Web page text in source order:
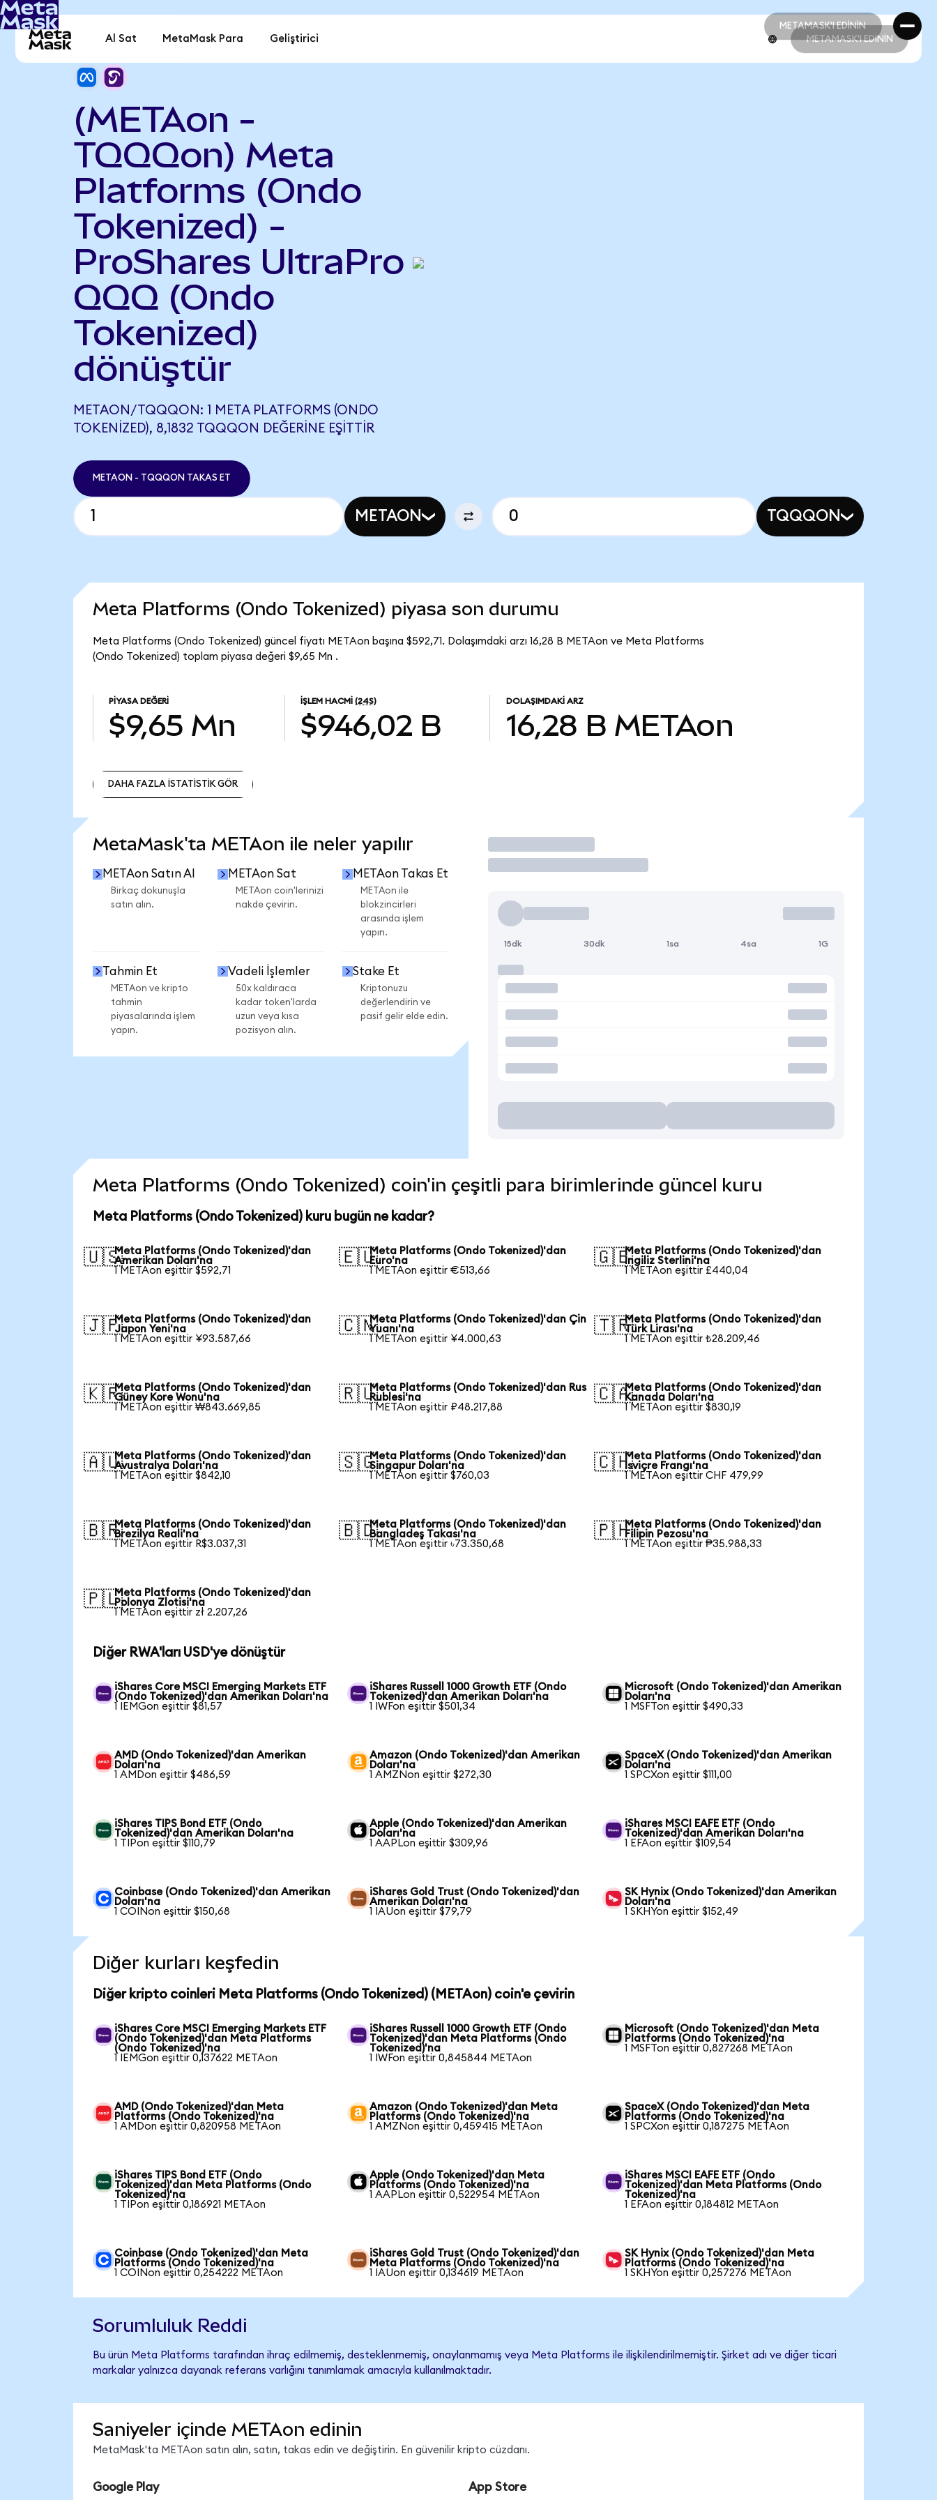
METAMASK'I EDİNİN
METAMASK'I EDİNİN
Al Sat MetaMask Para Geliştirici METAMASK'I EDİNİN
(METAon -
TQQQon) Meta
Platforms (Ondo
Tokenized) -
ProShares UltraPro
QQQ (Ondo
Tokenized)
dönüştür
METAON/TQQQON: 1 META PLATFORMS (ONDO
TOKENIZED), 8,1832 TQQQON DEĞERINE EŞITTIR
METAON - TQQQON TAKAS ET
METAON TQQQON
Meta Platforms (Ondo Tokenized) piyasa son durumu
Meta Platforms (Ondo Tokenized) güncel fiyatı METAon başına $592,71. Dolaşımdaki arzı 16,28 B METAon ve Meta Platforms
(Ondo Tokenized) toplam piyasa değeri $9,65 Mn .
PIYASA DEĞERI
$9,65 Mn
İŞLEM HACMI (24S)
$946,02 B
DOLAŞIMDAKI ARZ
16,28 B METAon
DAHA FAZLA İSTATİSTİK GÖR
MetaMask'ta METAon ile neler yapılır
METAon Satın Al
Birkaç dokunuşla
satın alın.
METAon Sat
METAon coin'lerinizi
nakde çevirin.
METAon Takas Et
METAon ile
blokzincirleri
arasında işlem
yapın.
Tahmin Et
METAon ve kripto
tahmin
piyasalarında işlem
yapın.
Vadeli İşlemler
50x kaldıraca
kadar token'larda
uzun veya kısa
pozisyon alın.
Stake Et
Kriptonuzu
değerlendirin ve
pasif gelir elde edin.
İşlem Yap
15dk 30dk 1sa 4sa 1G
Meta Platforms (Ondo Tokenized) coin'in çeşitli para birimlerinde güncel kuru
Meta Platforms (Ondo Tokenized) kuru bugün ne kadar?
🇺🇸Meta Platforms (Ondo Tokenized)'dan
Amerikan Doları'na
1 METAon eşittir $592,71
🇪🇺Meta Platforms (Ondo Tokenized)'dan
Euro'na
1 METAon eşittir €513,66
🇬🇧Meta Platforms (Ondo Tokenized)'dan
İngiliz Sterlini'na
1 METAon eşittir £440,04
🇯🇵Meta Platforms (Ondo Tokenized)'dan
Japon Yeni'na
1 METAon eşittir ¥93.587,66
🇨🇳Meta Platforms (Ondo Tokenized)'dan Çin
Yuanı'na
1 METAon eşittir ¥4.000,63
🇹🇷Meta Platforms (Ondo Tokenized)'dan
Türk Lirası'na
1 METAon eşittir ₺28.209,46
🇰🇷Meta Platforms (Ondo Tokenized)'dan
Güney Kore Wonu'na
1 METAon eşittir ₩843.669,85
🇷🇺Meta Platforms (Ondo Tokenized)'dan Rus
Rublesi'na
1 METAon eşittir ₽48.217,88
🇨🇦Meta Platforms (Ondo Tokenized)'dan
Kanada Doları'na
1 METAon eşittir $830,19
🇦🇺Meta Platforms (Ondo Tokenized)'dan
Avustralya Doları'na
1 METAon eşittir $842,10
🇸🇬Meta Platforms (Ondo Tokenized)'dan
Singapur Doları'na
1 METAon eşittir $760,03
🇨🇭Meta Platforms (Ondo Tokenized)'dan
İsviçre Frangı'na
1 METAon eşittir CHF 479,99
🇧🇷Meta Platforms (Ondo Tokenized)'dan
Brezilya Reali'na
1 METAon eşittir R$3.037,31
🇧🇩Meta Platforms (Ondo Tokenized)'dan
Bangladeş Takası'na
1 METAon eşittir ৳73.350,68
🇵🇭Meta Platforms (Ondo Tokenized)'dan
Filipin Pezosu'na
1 METAon eşittir ₱35.988,33
🇵🇱Meta Platforms (Ondo Tokenized)'dan
Polonya Zlotisi'na
1 METAon eşittir zł 2.207,26
Diğer RWA'ları USD'ye dönüştür
iShares Core MSCI Emerging Markets ETF
(Ondo Tokenized)'dan Amerikan Doları'na
1 IEMGon eşittir $81,57
iShares Russell 1000 Growth ETF (Ondo
Tokenized)'dan Amerikan Doları'na
1 IWFon eşittir $501,34
Microsoft (Ondo Tokenized)'dan Amerikan
Doları'na
1 MSFTon eşittir $490,33
AMD (Ondo Tokenized)'dan Amerikan
Doları'na
1 AMDon eşittir $486,59
Amazon (Ondo Tokenized)'dan Amerikan
Doları'na
1 AMZNon eşittir $272,30
SpaceX (Ondo Tokenized)'dan Amerikan
Doları'na
1 SPCXon eşittir $111,00
iShares TIPS Bond ETF (Ondo
Tokenized)'dan Amerikan Doları'na
1 TIPon eşittir $110,79
Apple (Ondo Tokenized)'dan Amerikan
Doları'na
1 AAPLon eşittir $309,96
iShares MSCI EAFE ETF (Ondo
Tokenized)'dan Amerikan Doları'na
1 EFAon eşittir $109,54
Coinbase (Ondo Tokenized)'dan Amerikan
Doları'na
1 COINon eşittir $150,68
iShares Gold Trust (Ondo Tokenized)'dan
Amerikan Doları'na
1 IAUon eşittir $79,79
SK Hynix (Ondo Tokenized)'dan Amerikan
Doları'na
1 SKHYon eşittir $152,49
Diğer kurları keşfedin
Diğer kripto coinleri Meta Platforms (Ondo Tokenized) (METAon) coin'e çevirin
iShares Core MSCI Emerging Markets ETF
(Ondo Tokenized)'dan Meta Platforms
(Ondo Tokenized)'na
1 IEMGon eşittir 0,137622 METAon
iShares Russell 1000 Growth ETF (Ondo
Tokenized)'dan Meta Platforms (Ondo
Tokenized)'na
1 IWFon eşittir 0,845844 METAon
Microsoft (Ondo Tokenized)'dan Meta
Platforms (Ondo Tokenized)'na
1 MSFTon eşittir 0,827268 METAon
AMD (Ondo Tokenized)'dan Meta
Platforms (Ondo Tokenized)'na
1 AMDon eşittir 0,820958 METAon
Amazon (Ondo Tokenized)'dan Meta
Platforms (Ondo Tokenized)'na
1 AMZNon eşittir 0,459415 METAon
SpaceX (Ondo Tokenized)'dan Meta
Platforms (Ondo Tokenized)'na
1 SPCXon eşittir 0,187275 METAon
iShares TIPS Bond ETF (Ondo
Tokenized)'dan Meta Platforms (Ondo
Tokenized)'na
1 TIPon eşittir 0,186921 METAon
Apple (Ondo Tokenized)'dan Meta
Platforms (Ondo Tokenized)'na
1 AAPLon eşittir 0,522954 METAon
iShares MSCI EAFE ETF (Ondo
Tokenized)'dan Meta Platforms (Ondo
Tokenized)'na
1 EFAon eşittir 0,184812 METAon
Coinbase (Ondo Tokenized)'dan Meta
Platforms (Ondo Tokenized)'na
1 COINon eşittir 0,254222 METAon
iShares Gold Trust (Ondo Tokenized)'dan
Meta Platforms (Ondo Tokenized)'na
1 IAUon eşittir 0,134619 METAon
SK Hynix (Ondo Tokenized)'dan Meta
Platforms (Ondo Tokenized)'na
1 SKHYon eşittir 0,257276 METAon
Sorumluluk Reddi
Bu ürün Meta Platforms tarafından ihraç edilmemiş, desteklenmemiş, onaylanmamış veya Meta Platforms ile ilişkilendirilmemiştir. Şirket adı ve diğer ticari
markalar yalnızca dayanak referans varlığını tanımlamak amacıyla kullanılmaktadır.
Saniyeler içinde METAon edinin
MetaMask'ta METAon satın alın, satın, takas edin ve değiştirin. En güvenilir kripto cüzdanı.
Google Play App Store